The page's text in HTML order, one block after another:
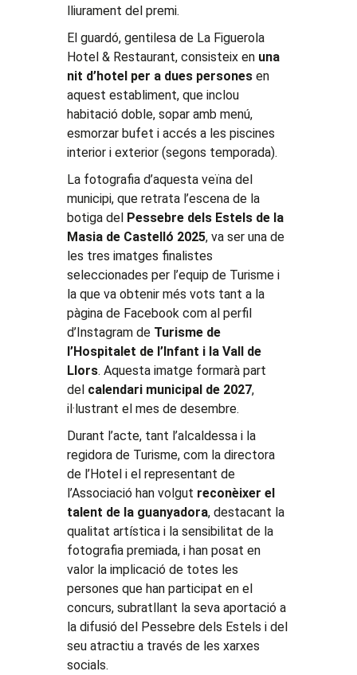
lliurament del premi.
El guardó, gentilesa de La Figuerola
Hotel & Restaurant, consisteix en una
nit d’hotel per a dues persones en
aquest establiment, que inclou
habitació doble, sopar amb menú,
esmorzar bufet i accés a les piscines
interior i exterior (segons temporada).
La fotografia d’aquesta veïna del
municipi, que retrata l’escena de la
botiga del Pessebre dels Estels de la
Masia de Castelló 2025, va ser una de
les tres imatges finalistes
seleccionades per l’equip de Turisme i
la que va obtenir més vots tant a la
pàgina de Facebook com al perfil
d’Instagram de Turisme de
l’Hospitalet de l’Infant i la Vall de
Llors. Aquesta imatge formarà part
del calendari municipal de 2027,
il·lustrant el mes de desembre.
Durant l’acte, tant l’alcaldessa i la
regidora de Turisme, com la directora
de l’Hotel i el representant de
l’Associació han volgut reconèixer el
talent de la guanyadora, destacant la
qualitat artística i la sensibilitat de la
fotografia premiada, i han posat en
valor la implicació de totes les
persones que han participat en el
concurs, subratllant la seva aportació a
la difusió del Pessebre dels Estels i del
seu atractiu a través de les xarxes
socials.